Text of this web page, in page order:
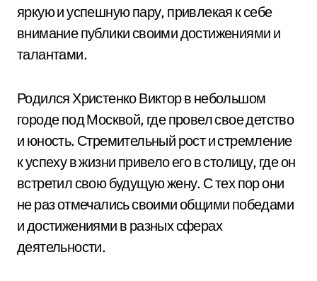
яркую и успешную пару, привлекая к себе
внимание публики своими достижениями и
талантами.
Родился Христенко Виктор в небольшом
городе под Москвой, где провел свое детство
и юность. Стремительный рост и стремление
к успеху в жизни привело его в столицу, где он
встретил свою будущую жену. С тех пор они
не раз отмечались своими общими победами
и достижениями в разных сферах
деятельности.